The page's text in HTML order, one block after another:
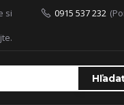
si
0915 537 232